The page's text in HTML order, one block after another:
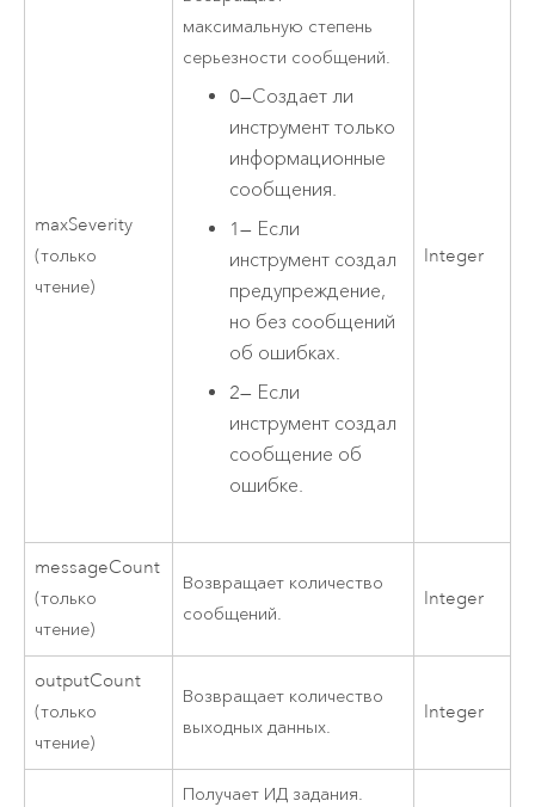
maxSeverity
(только
чтение)
максимальную степень
серьезности сообщений.
0—Создает ли
инструмент только
информационные
сообщения.
1— Если
инструмент создал
предупреждение,
но без сообщений
об ошибках.
2— Если
инструмент создал
сообщение об
ошибке.
Integer
messageCount
(только
чтение)
Возвращает количество
сообщений.
Integer
outputCount
(только
чтение)
Возвращает количество
выходных данных.
Integer
Получает ИД задания.